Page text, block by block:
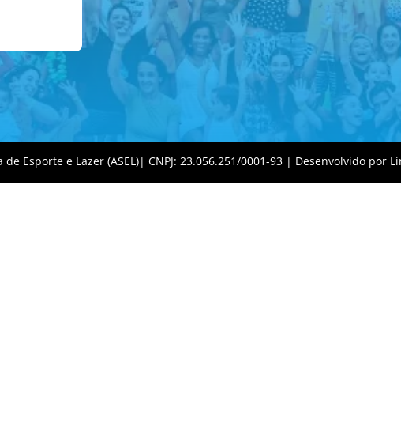
Esporte e Lazer (ASEL)| CNPJ: 23.056.251/0001-93 | Desenvolvido por